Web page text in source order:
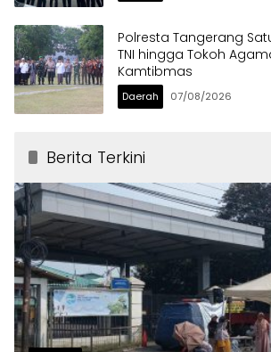
Polresta Tangerang
TNI hingga Tokoh
Kamtibmas
Daerah 07/08/2026
Berita Terkini